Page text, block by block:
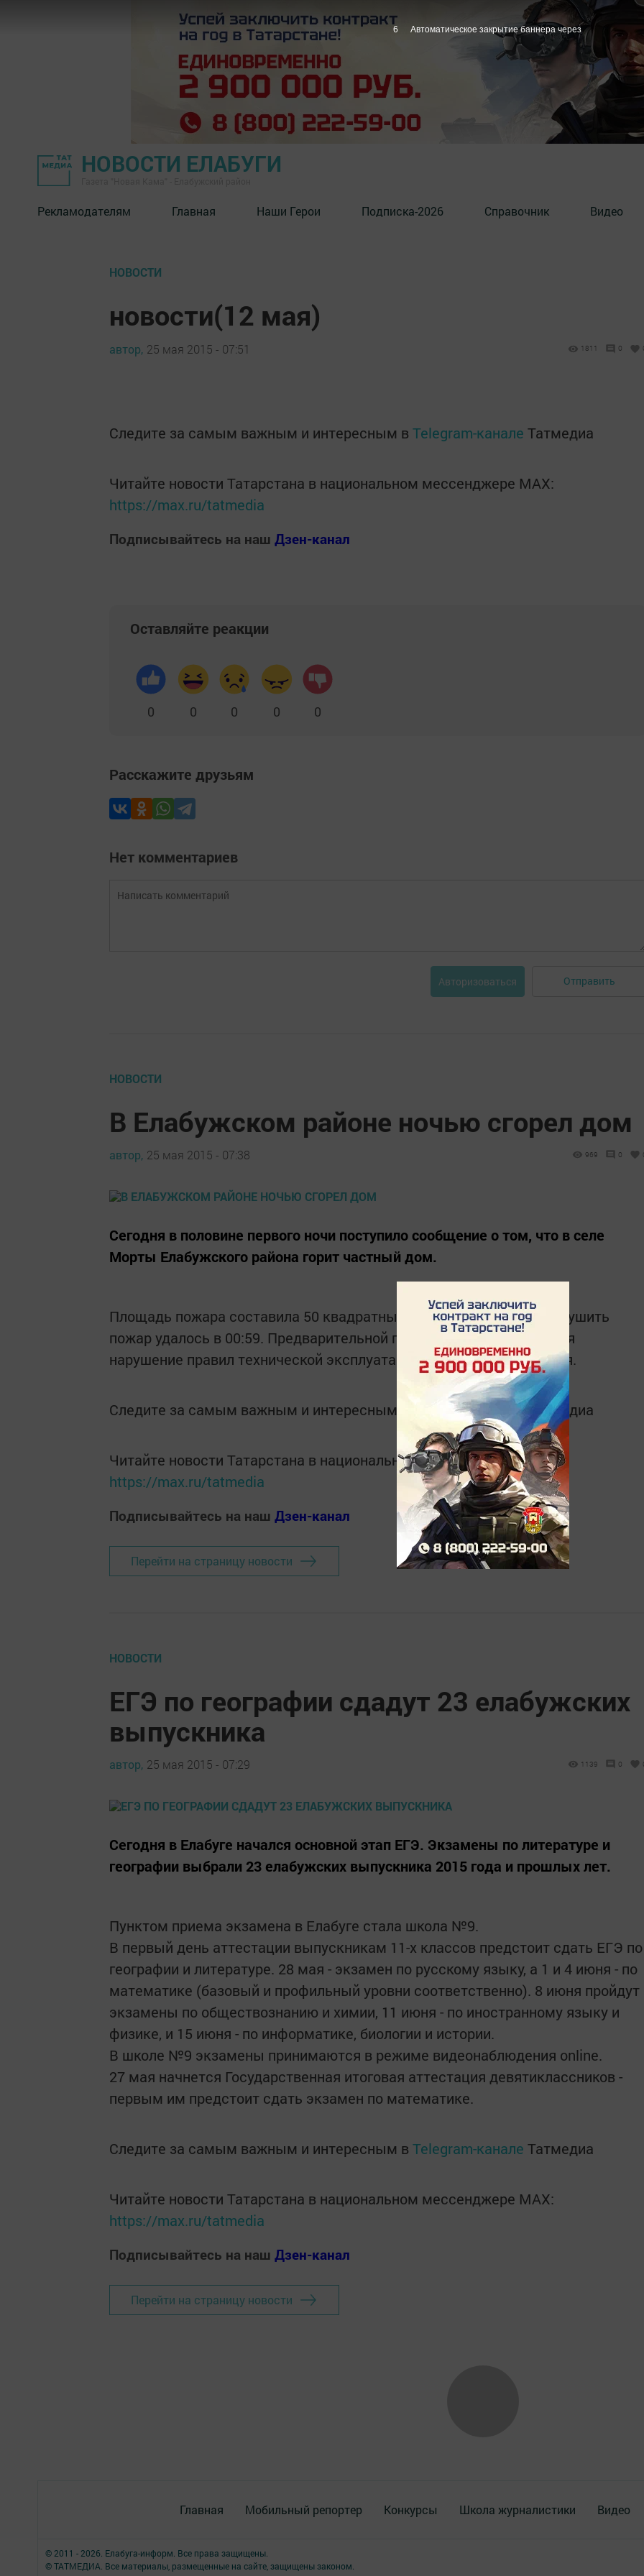
НОВОСТИ ЕЛАБУГИ
Рекламодателям Главная Наши Герои Подписка-2026 Справочник Видео
НОВОСТИ
новости(12 мая)
автор, 25 мая 2015 - 07:51 1811 0
Следите за самым важным и интересным в Telegram-канале Татмедиа
Читайте новости Татарстана в национальном мессенджере MАХ:
https://max.ru/tatmedia
Подписывайтесь на наш Дзен-канал
Оставляйте реакции
0 0 0 0 0
Расскажите друзьям
Нет комментариев
Авторизоваться Отправить
НОВОСТИ
В Елабужском районе ночью сгорел дом
автор, 25 мая 2015 - 07:38 969 0
Сегодня в половине первого ночи поступило сообщение о том, что в селе
Морты Елабужского района горит частный дом.
Площадь пожара составила 50 квадратных метров. Полностью потушить
пожар удалось в 00:59. Предварительной причиной пожара является
нарушение правил технической эксплуатации электрооборудования.
Следите за самым важным и интересным в Telegram-каналеТатмедиа
Читайте новости Татарстана в национальном мессенджере MАХ:
https://max.ru/tatmedia
Подписывайтесь на наш Дзен-канал
Перейти на страницу новости
НОВОСТИ
ЕГЭ по географии сдадут 23 елабужских
выпускника
автор, 25 мая 2015 - 07:29 1139 0
Сегодня в Елабуге начался основной этап ЕГЭ. Экзамены по литературе и
географии выбрали 23 елабужских выпускника 2015 года и прошлых лет.
Пунктом приема экзамена в Елабуге стала школа №9.
В первый день аттестации выпускникам 11-х классов предстоит сдать ЕГЭ по
географии и литературе. 28 мая - экзамен по русскому языку, а 1 и 4 июня - по
математике (базовый и профильный уровни соответственно). 8 июня пройдут
экзамены по обществознанию и химии, 11 июня - по иностранному языку и
физике, и 15 июня - по информатике, биологии и истории.
В школе №9 экзамены принимаются в режиме видеонаблюдения online.
27 мая начнется Государственная итоговая аттестация девятиклассников -
первым им предстоит сдать экзамен по математике.
Следите за самым важным и интересным в Telegram-канале Татмедиа
Читайте новости Татарстана в национальном мессенджере MАХ:
https://max.ru/tatmedia
Подписывайтесь на наш Дзен-канал
Перейти на страницу новости
Главная Мобильный репортер Конкурсы Школа журналистики Видео
© 2011 - 2026. Елабуга-информ. Все права защищены.
© ТАТМЕДИА. Все материалы, размещенные на сайте, защищены законом.
5 Автоматическое закрытие баннера через